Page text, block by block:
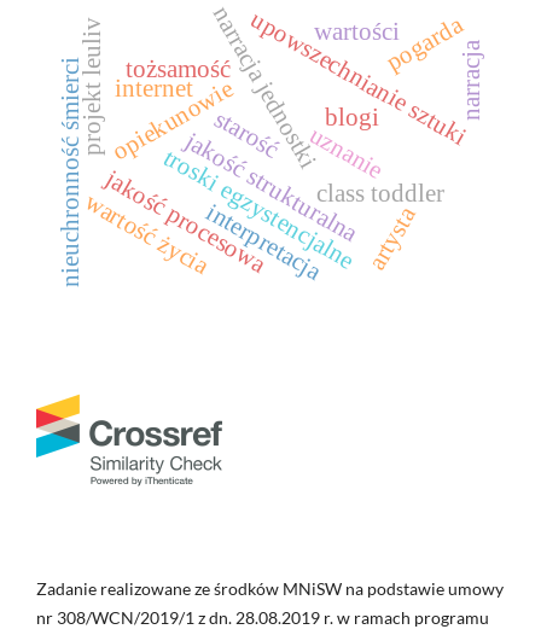
jakość strukturalna
jakość procesowa class toddler
opiekunowieupowszechnianie sztuki
internet
blogi
narracja jednostki
tożsamość
uznanie
pogarda
starość
troski egzystencjalne
wartość życia
nieuchronność śmierci artysta
wartości
interpretacja
projekt leuliv narracja
Zadanie realizowane ze środków MNiSW na podstawie umowy
nr 308/WCN/2019/1 z dn. 28.08.2019 r. w ramach programu